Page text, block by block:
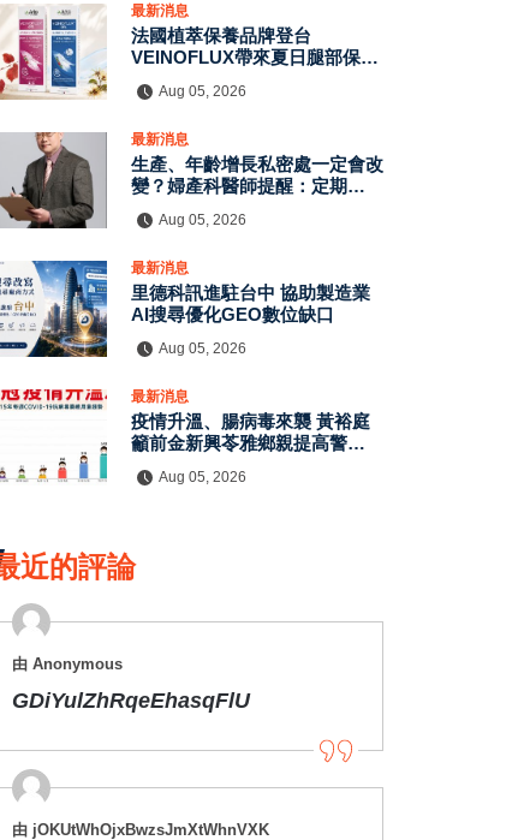
最新消息
法國植萃保養品牌登台
VEINOFLUX帶來夏日腿部保養
Aug 05, 2026
最新消息
生產、年齡增長私密處一定會改
變？婦產科醫師提醒：定期評估
Aug 05, 2026
最新消息
里德科訊進駐台中 協助製造業
AI搜尋優化GEO數位缺口
Aug 05, 2026
最新消息
疫情升溫、腸病毒來襲 黃裕庭
籲前金新興苓雅鄉親提高警覺守
Aug 05, 2026
近的評論
由 Anonymous
GDiYulZhRqeEhasqFlU
由 jOKUtWhOjxBwzsJmXtWhnVXK